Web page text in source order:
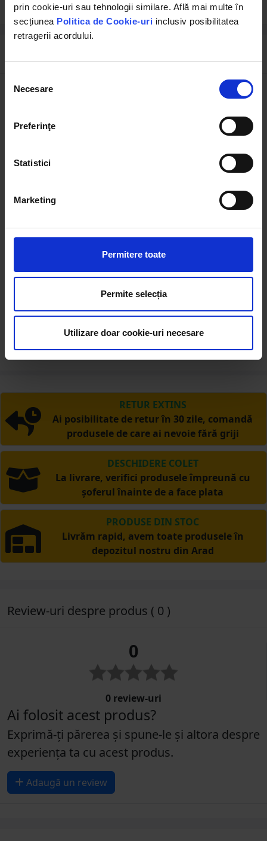
prin cookie-uri sau tehnologii similare. Află mai multe în
secțiunea Politica de Cookie-uri inclusiv posibilitatea
retragerii acordului.
consimțământului
Necesare
Preferinţe
Statistici
Marketing
Permitere toate
Permite selecția
Utilizare doar cookie-uri necesare
Cric hidraulic cu piston dublu specificatii:
Inaltime minima
Diametru cap sustinere
Putere de ridicare
32 T
RETUR EXTINS
Ai posibilitate de retur în 30 zile, comandă
produsele de care ai nevoie fără griji
DESCHIDERE COLET
La livrare, verifici produsele împreună cu
șoferul înainte de a face plata
PRODUSE DIN STOC
Livrăm rapid, avem toate produsele în
depozitul nostru din Arad
Review-uri despre produs ( 0 )
0
0 review-uri
Ai folosit acest produs?
Exprimă-ți părerea și spune-le și altora despre
experiența ta cu acest produs.
Adaugă un review